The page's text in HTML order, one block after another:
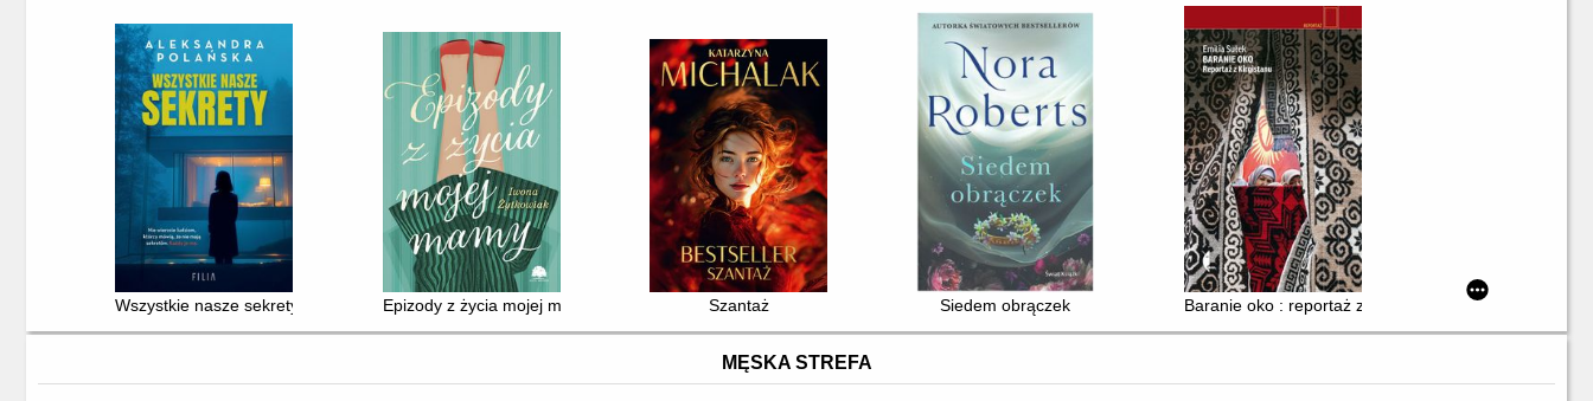
Wszystkie nasze sekrety Epizody z życia mojej mamy Szantaż Siedem obrączek Baranie oko : reportaż z Kirgistanu
MĘSKA STREFA